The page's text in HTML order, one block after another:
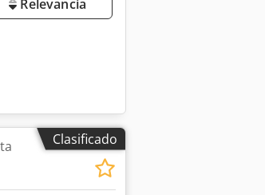
Relevancia
Clasificado